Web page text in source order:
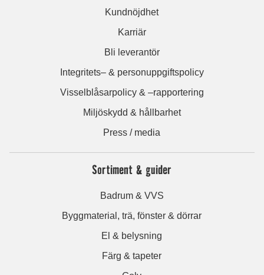
Kundnöjdhet
Karriär
Bli leverantör
Integritets– & personuppgiftspolicy
Visselblåsarpolicy & –rapportering
Miljöskydd & hållbarhet
Press / media
Sortiment & guider
Badrum & VVS
Byggmaterial, trä, fönster & dörrar
El & belysning
Färg & tapeter